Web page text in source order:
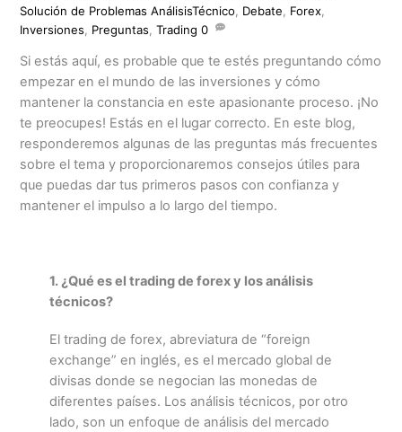
Solución de Problemas AnálisisTécnico Debate Forex
Inversiones
Preguntas ,Trading 0
Si estás aquí, es probable que te estés preguntando cómo
empezar en el mundo de las inversiones y cómo
mantener la constancia en este apasionante proceso. ¡No
te preocupes! Estás en el lugar correcto. En este blog,
responderemos algunas de las preguntas más frecuentes
sobre el tema y proporcionaremos consejos útiles para
que puedas dar tus primeros pasos con confianza y
mantener el impulso a lo largo del tiempo.
1. ¿Qué es el trading de forex y los análisis
técnicos?
El trading de forex, abreviatura de “foreign
exchange” en inglés, es el mercado global de
divisas donde se negocian las monedas de
diferentes países. Los análisis técnicos, por otro
lado, son un enfoque de análisis del mercado